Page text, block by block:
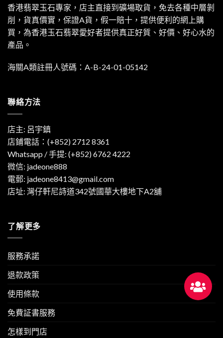
香港翡翠玉石專家，店主直接到礦場取貨，免去各種中層剝
削，貨真價實，保證A貨，假一賠十，提供便利的網上購
買，為香港玉石翡翠愛好者提供真正好質、好價、好心水的
產品。
海關A類註冊人號碼：A-B-24-01-05142
聯絡方法
店主: 呂宇鎮
店鋪電話：(+852) 2712 8361
Whatsapp / 手提: (+852) 6762 4222
微信: jadeone888
電郵: jadeone8413@gmail.com
店址: 灣仔軒尼詩道342號國華大樓地下A2舖
了解更多
服務承諾
退款政策
使用條款
免費証書服務
怎樣到門店